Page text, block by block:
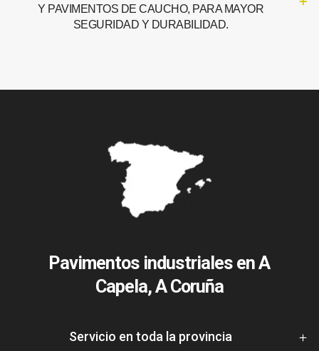
Y PAVIMENTOS DE CAUCHO, PARA MAYOR
SEGURIDAD Y DURABILIDAD.
Pavimentos industriales en A
Capela, A Coruña
Servicio en toda la provincia